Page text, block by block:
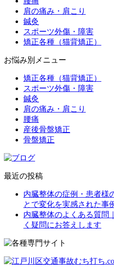
肩の痛み・肩こり
鍼灸
スポーツ外傷・障害
矯正各種（猫背矯正）
お悩み別メニュー
矯正各種（猫背矯正）
スポーツ外傷・障害
鍼灸
肩の痛み・肩こり
腰痛
産後骨盤矯正
骨盤矯正
最近の投稿
内臓整体の症例・患者様
とで変化を実感された事
内臓整体のよくある質問
く疑問にお答えします